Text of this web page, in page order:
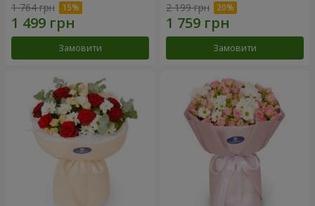
1 764 грн
Замовити
2 199 грн
Замовити